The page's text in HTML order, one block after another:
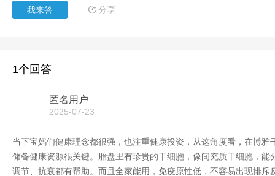
我来答 分享
1个回答
匿名用户
2025-07-23
当下宝妈们健康理念都很强，也注重健康投资，从这角度看，在博
储备健康资源很关键。胎盘里有珍贵的干细胞，像间充质干细胞，
调节、抗衰都有帮助。而且全家能用，免疫原性低，不容易出现排